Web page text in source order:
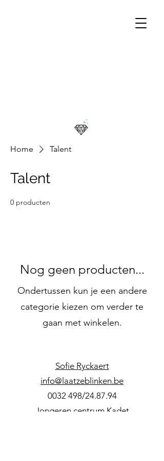
Home Talent
Talent
0 producten
Nog geen producten...
Ondertussen kun je een andere
categorie kiezen om verder te
gaan met winkelen.
Sofie Ryckaert
info@laatzeblinken.be
0032 498/24.87.94
Jongeren centrum Kadet